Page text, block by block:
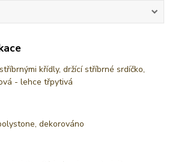
křídly, držící stříbrné srdíčko,
- lehce třpytivá
dekorováno